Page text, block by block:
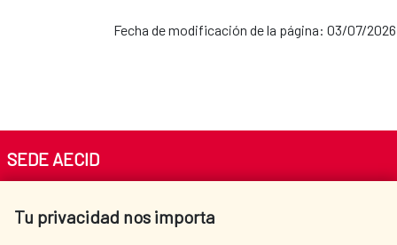
Fecha de modificación de la página: 03/07/2026
Tu privacidad nos importa
SEDE AECID
Tel. +34 900 20 30 54​​​​​​​